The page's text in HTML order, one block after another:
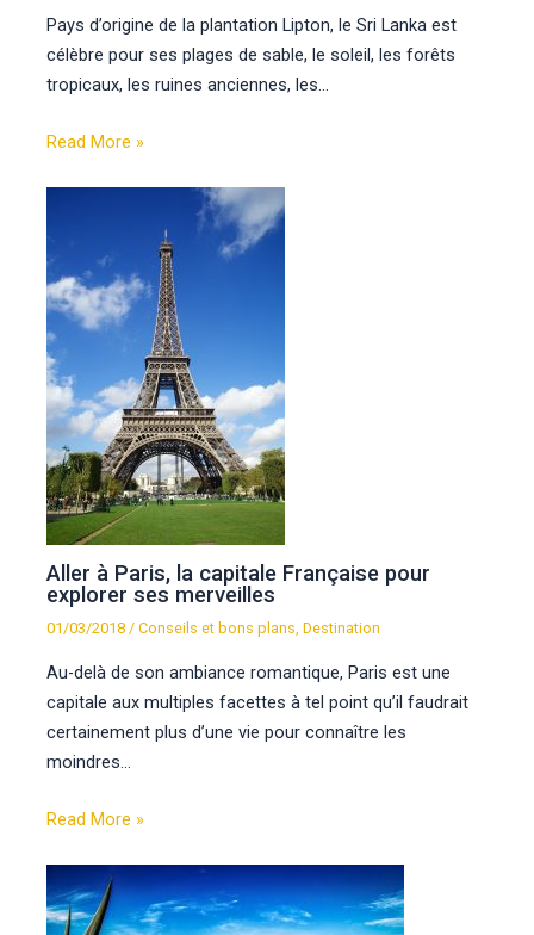
Pays d’origine de la plantation Lipton, le Sri Lanka est
célèbre pour ses plages de sable, le soleil, les forêts
tropicaux, les ruines anciennes, les…
Read More »
Aller à Paris, la capitale Française pour
explorer ses merveilles
01/03/2018/Conseils et bons plans,Destination
Au-delà de son ambiance romantique, Paris est une
capitale aux multiples facettes à tel point qu’il faudrait
certainement plus d’une vie pour connaître les
moindres…
Read More »